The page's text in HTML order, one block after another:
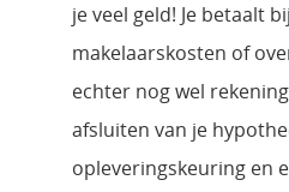
je veel geld! Je betaalt
makelaarskosten of
echter nog wel
afsluiten van je
opleveringskeuring en